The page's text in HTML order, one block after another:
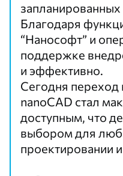
Благодаря
“Нанософт” и
поддержке
и эффективно.
Сегодня
nanoCAD стал
доступным, что
выбором для
проектировании